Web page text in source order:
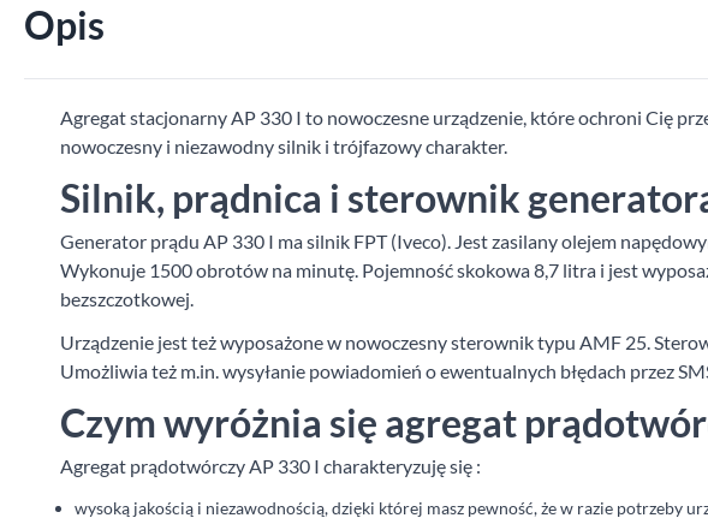
Opis
Agregat stacjonarny AP 330 I to nowoczesne urządzenie, które ochroni Cię
nowoczesny i niezawodny silnik i trójfazowy charakter.
Silnik, prądnica i sterownik
Generator prądu AP 330 I ma silnik FPT (Iveco). Jest zasilany olejem
Wykonuje 1500 obrotów na minutę. Pojemność skokowa 8,7 litra i jest
bezszczotkowej.
Urządzenie jest też wyposażone w nowoczesny sterownik typu AMF 25.
Umożliwia też m.in. wysyłanie powiadomień o ewentualnych błędach przez
Czym wyróżnia się agregat
Agregat prądotwórczy AP 330 I charakteryzuję się :
wysoką jakością i niezawodnością, dzięki której masz pewność, że w razie potrzeby